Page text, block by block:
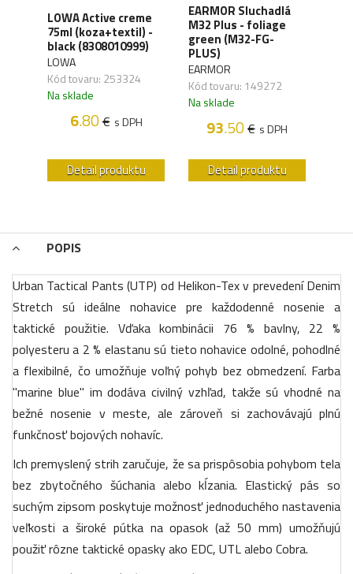
LOWA Active creme
75ml (koza+textil) -
black (8308010999)
LOWA
Kód tovaru: 253324
Na sklade
6.80€ s DPH
Detail produktu
EARMOR Sluchadlá
M32 Plus - foliage
green (M32-FG-
PLUS)
EARMOR
Kód tovaru: 149272
Na sklade
93.50€ s DPH
Detail produktu
POPIS
Urban Tactical Pants (UTP) od Helikon-Tex v prevedení Denim
Stretch sú ideálne nohavice pre každodenné nosenie a
taktické použitie. Vďaka kombinácii 76 % bavlny, 22 %
polyesteru a 2 % elastanu sú tieto nohavice odolné, pohodlné
a flexibilné, čo umožňuje voľný pohyb bez obmedzení. Farba
"marine blue" im dodáva civilný vzhľad, takže sú vhodné na
bežné nosenie v meste, ale zároveň si zachovávajú plnú
funkčnosť bojových nohavíc.
Ich premyslený strih zaručuje, že sa prispôsobia pohybom tela
bez zbytočného šúchania alebo kĺzania. Elastický pás so
suchým zipsom poskytuje možnosť jednoduchého nastavenia
veľkosti a široké pútka na opasok (až 50 mm) umožňujú
použiť rôzne taktické opasky ako EDC, UTL alebo Cobra.